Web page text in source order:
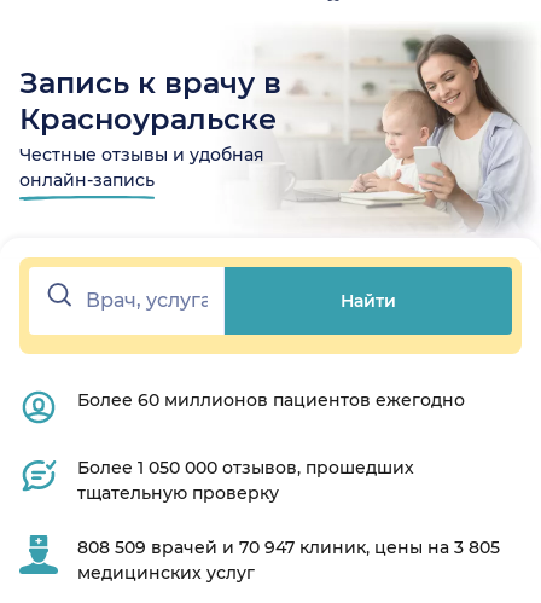
Запись к врачу в
Красноуральске
Честные отзывы и удобная
онлайн-запись
Найти
Более 60 миллионов пациентов ежегодно
Более 1 050 000 отзывов, прошедших
тщательную проверку
808 509 врачей и 70 947 клиник, цены на 3 805
медицинских услуг